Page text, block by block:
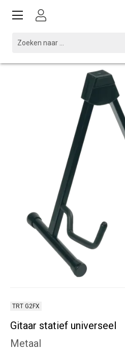
TRT G2FX
Gitaar statief universeel
Metaal